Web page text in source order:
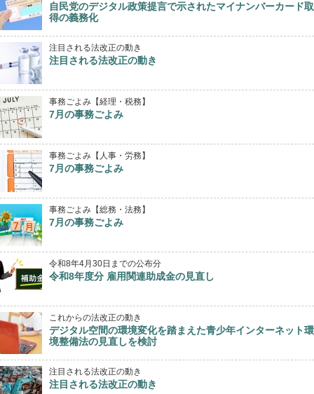
自民党のデジタル政策提言で示されたマイナンバーカード取
得の義務化
注目される法改正の動き
注目される法改正の動き
事務ごよみ【経理・税務】
7月の事務ごよみ
事務ごよみ【人事・労務】
7月の事務ごよみ
事務ごよみ【総務・法務】
7月の事務ごよみ
令和8年4月30日までの公布分
令和8年度分 雇用関連助成金の見直し
これからの法改正の動き
デジタル空間の環境変化を踏まえた青少年インターネット環
境整備法の見直しを検討
注目される法改正の動き
注目される法改正の動き